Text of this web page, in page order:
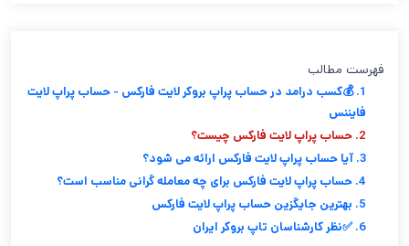
فهرست مطالب
1. 💰کسب درامد در حساب پراپ بروکر لایت فارکس - حساب پراپ لایت
فایننس
2. حساب پراپ لایت فارکس چیست؟
3. آیا حساب پراپ لایت فارکس ارائه می شود؟
4. حساب پراپ لایت فارکس برای چه معامله گرانی مناسب است؟
5. بهترین جایگزین حساب پراپ لایت فارکس
6. ✅نظر کارشناسان تاپ بروکر ایران